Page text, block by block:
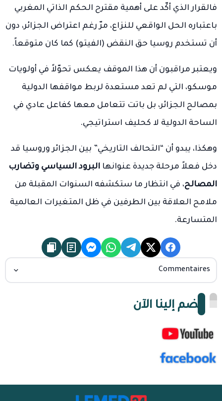
فالقرار الذي أكّد على أهمية مقترح الحكم الذاتي المغربي
باعتباره الحل الواقعي للنزاع، مرّ رغم اعتراض الجزائر، دون
أن تستخدم روسيا حق النقض (الفيتو) كما كان متوقعاً.
ويعتبر مراقبون أن هذا الموقف يعكس تحوّلاً في أولويات
موسكو، التي لم تعد مستعدة لربط مواقفها الدولية
بمصالح الجزائر، بل باتت تتعامل معها كفاعل عادي في
الساحة الدولية لا كحليف استراتيجي.
وهكذا، يبدو أن “التحالف التاريخي” بين الجزائر وروسيا قد
دخل فعلاً مرحلة جديدة عنوانها البرود السياسي وتضارب
المصالح، في انتظار ما ستكشفه السنوات المقبلة من
ملامح العلاقة بين الطرفين في ظل المتغيرات العالمية
المتسارعة.
Commentaires
انضم إلينا الآن